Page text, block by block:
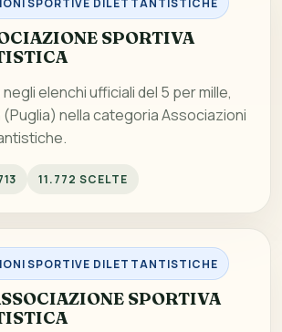
SPORTIVA
elenchi ufficiali del 5 per mille,
nella categoria Associazioni
11.772 SCELTE
SPORTIVE DILETTANTISTICHE
SPORTIVA